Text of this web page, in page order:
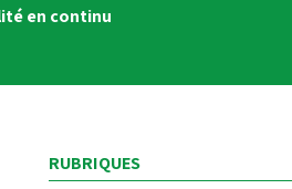
en continu
RUBRIQUES